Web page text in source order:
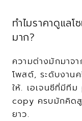
ทำไมราคาดูแลโ
มาก?
ความต่างมักมาจ
โพสต์, ระดับงาน
ให้. เอเจนซีที่มีที
copy ครบมักคิดสู
ยาว.